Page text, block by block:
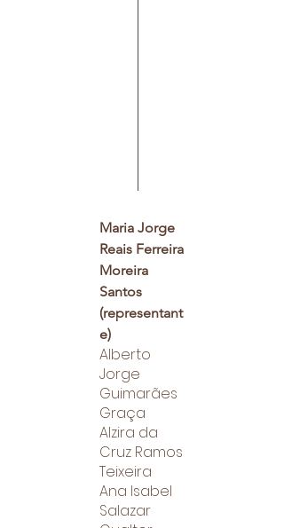
Maria Jorge
Reais Ferreira
Moreira
Santos
(representant
e)
Alberto
Jorge
Guimarães
Graça
Alzira da
Cruz Ramos
Teixeira
Ana Isabel
Salazar